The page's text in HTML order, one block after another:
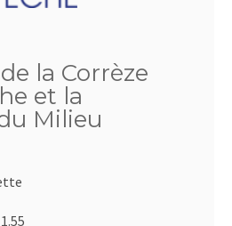
la Corrèze
et la
Milieu